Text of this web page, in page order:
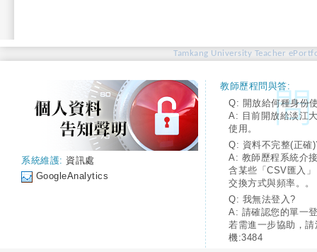
Tamkang University Teacher
系統維護: 資訊處
GoogleAnalytics
教師歷程問與答:
Q: 開放給何種身份
A: 目前開放給淡江
使用。
Q: 資料不完整(正確
A: 教師歷程系統介
含某些「CSV匯入
交換方式與頻率。。
Q: 我無法登入?
A: 請確認您的單一
若需進一步協助，
機:3484